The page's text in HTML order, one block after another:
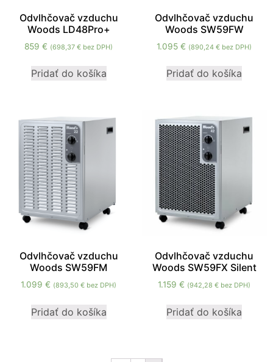
Odvlhčovač vzduchu
Woods LD48Pro+
859€ (698,37€ bez DPH)
Pridať do košíka
Odvlhčovač vzduchu
Woods SW59FW
1.095€ (890,24€ bez DPH)
Pridať do košíka
Odvlhčovač vzduchu
Woods SW59FM
1.099€ (893,50€ bez DPH)
Pridať do košíka
Odvlhčovač vzduchu
Woods SW59FX Silent
1.159€ (942,28€ bez DPH)
Pridať do košíka
In order for our
website to
as possible
visit. If you
disappear from
the website.
Marketing
Aby naša
stránka
počas vašej
návštevy
čo
najlepšie.
súbory
odmietnete,